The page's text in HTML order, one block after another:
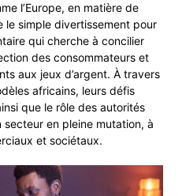
l’Europe, en matière de
le simple divertissement pour
qui cherche à concilier
des consommateurs et
aux jeux d’argent. À travers
africains, leurs défis
que le rôle des autorités
en pleine mutation, à
et sociétaux.